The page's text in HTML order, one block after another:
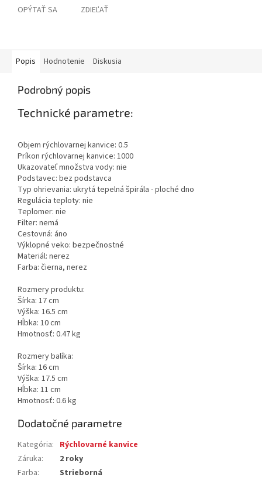
OPÝTAŤ SA ZDIEĽAŤ
Popis Hodnotenie Diskusia
Podrobný popis
Technické parametre:
Objem rýchlovarnej kanvice: 0.5
Príkon rýchlovarnej kanvice: 1000
Ukazovateľ množstva vody: nie
Podstavec: bez podstavca
Typ ohrievania: ukrytá tepelná špirála - ploché dno
Regulácia teploty: nie
Teplomer: nie
Filter: nemá
Cestovná: áno
Výklopné veko: bezpečnostné
Materiál: nerez
Farba: čierna, nerez
Rozmery produktu:
Šírka: 17 cm
Výška: 16.5 cm
Hĺbka: 10 cm
Hmotnosť: 0.47 kg
Rozmery balíka:
Šírka: 16 cm
Výška: 17.5 cm
Hĺbka: 11 cm
Hmotnosť: 0.6 kg
Dodatočné parametre
Kategória: Rýchlovarné kanvice
Záruka:
2 roky
Farba: Strieborná